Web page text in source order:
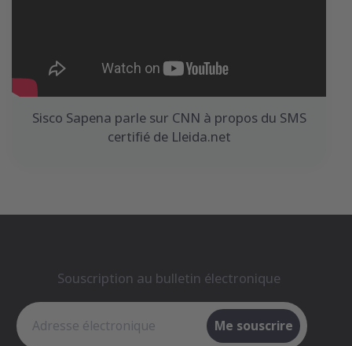
Sisco Sapena parle sur CNN à propos du SMS
certifié de Lleida.net
Souscription au bulletin électronique
Me souscrire